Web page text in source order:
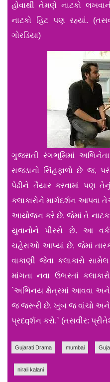
હોવાથી તેમણે નાટકો
નાટકો હિટ પણ રહ્યાં.
ગોરડિયા)
ગુજરાતી રંગભૂમિમાં
રાજડાનો સિંહફાળો છે જ,
પેઢીને તૈયાર કરવામાં પણ
કલાકારોને માર્ગદર્શન આપવા
આયોજન કરે છે. જેમાં તે નાટક
યુવાનોને પીરસે છે. આ
ચહેરાઓ આપ્યાં છે, જેમાં તારક
વાકાણી જેવા કલાકારો
માંગતા નવા ઉભરતાં
`અભિનય ક્ષેત્રમાં આવવા અને
જ જરૂરી છે. ખુબ જ વાંચો અને
પ્રદqર્શન કરો.` (તસવીર:
Gujarati Drama mumbai
nirali kalani